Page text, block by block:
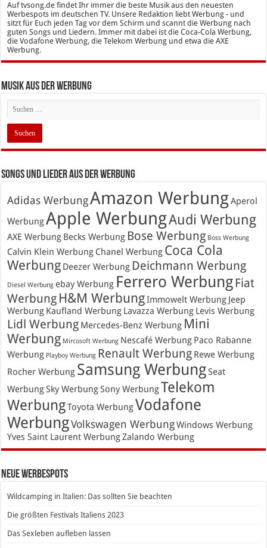
Auf tvsong.de findet Ihr immer die beste Musik aus den neuesten
Werbespots im deutschen TV. Unsere Redaktion liebt Werbung - und
sitzt für Euch jeden Tag vor dem Schirm und scannt die Werbung nach
guten Songs und Liedern. Immer mit dabei ist die Coca-Cola Werbung,
die Vodafone Werbung, die Telekom Werbung und etwa die AXE
Werbung.
Musik aus der Werbung
Songs und Lieder aus der Werbung
Adidas WerbungAmazon WerbungAperol
WerbungApple WerbungAudi Werbung
AXE Werbung Becks Werbung Bose Werbung Boss Werbung
Calvin Klein Werbung Chanel Werbung Coca Cola
Werbung Deezer Werbung Deichmann Werbung
Diesel Werbung ebay Werbung Ferrero Werbung Fiat
Werbung H&M WerbungImmowelt Werbung Jeep
Werbung Kaufland Werbung Lavazza Werbung Levis Werbung
Lidl Werbung Mercedes-Benz Werbung Mini
Werbung Mircosoft Werbung Nescafé Werbung Paco Rabanne
Werbung Playboy Werbung Renault Werbung Rewe Werbung
Rocher Werbung Samsung WerbungSeat
WerbungSky WerbungSony WerbungTelekom
WerbungToyota WerbungVodafone
WerbungVolkswagen WerbungWindows Werbung
Yves Saint Laurent WerbungZalando Werbung
Neue Werbespots
Wildcamping in Italien: Das sollten Sie beachten
Die größten Festivals Italiens 2023
Das Sexleben aufleben lassen